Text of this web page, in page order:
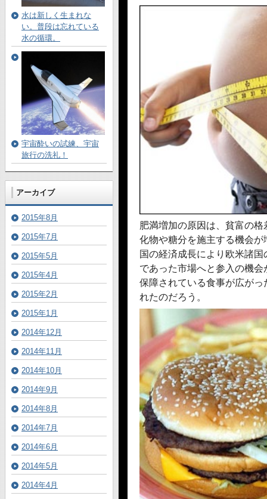
肥満増加の原因は、貧富の
化物や糖分を施主する機会
国の経済成長により欧米諸
であった市場へと参入の機
保障されている食事が広が
れたのだろう。
水は新しく生まれな
い。普段は忘れている
水の循環。
宇宙酔いの試練、宇宙
旅行の洗礼！
アーカイブ
2015年8月
2015年7月
2015年5月
2015年4月
2015年2月
2015年1月
2014年12月
2014年11月
2014年10月
2014年9月
2014年8月
2014年7月
2014年6月
2014年5月
2014年4月